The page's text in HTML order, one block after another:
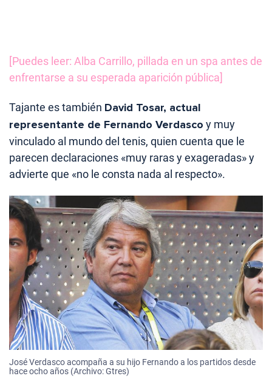
[Puedes leer: Alba Carrillo, pillada en un spa antes de
enfrentarse a su esperada aparición pública]
Tajante es también David Tosar, actual
representante de Fernando Verdasco y muy
vinculado al mundo del tenis, quien cuenta que le
parecen declaraciones «muy raras y exageradas» y
advierte que «no le consta nada al respecto».
José Verdasco acompaña a su hijo Fernando a los partidos desde
hace ocho años (Archivo: Gtres)